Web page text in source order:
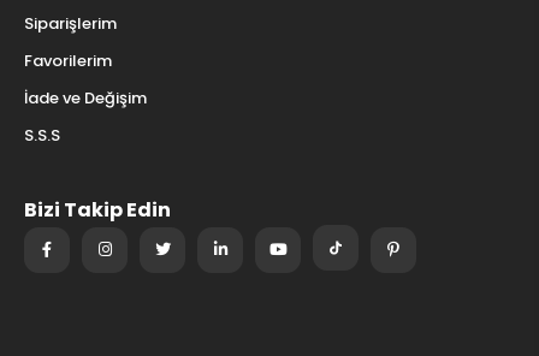
Siparişlerim
Favorilerim
İade ve Değişim
S.S.S
Bizi Takip Edin